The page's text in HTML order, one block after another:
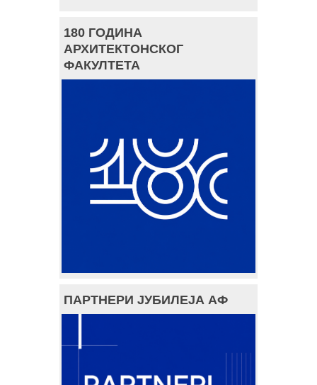
180 ГОДИНА
АРХИТЕКТОНСКОГ
ФАКУЛТЕТА
ПАРТНЕРИ ЈУБИЛЕЈА АФ